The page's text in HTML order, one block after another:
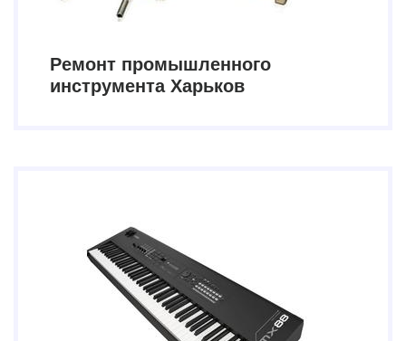
Ремонт промышленного
инструмента Харьков